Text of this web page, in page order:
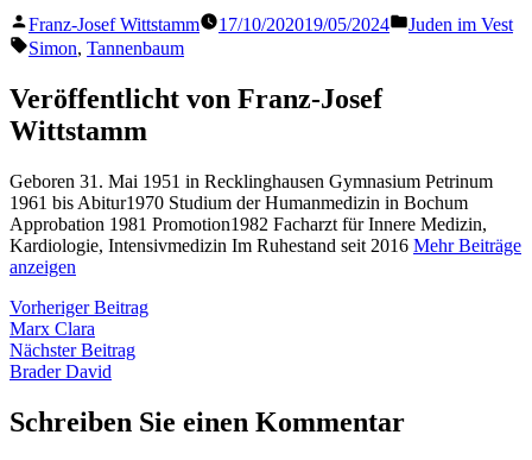
Veröffentlicht
von
Franz-Josef Wittstamm 17/10/202019/05/2024
Veröffentlicht
Juden im Vest
Schlagwörter:
Simon, Tannenbaum
Veröffentlicht von Franz-Josef
Wittstamm
Geboren 31. Mai 1951 in Recklinghausen Gymnasium Petrinum
1961 bis Abitur1970 Studium der Humanmedizin in Bochum
Approbation 1981 Promotion1982 Facharzt für Innere Medizin,
Kardiologie, Intensivmedizin Im Ruhestand seit 2016 Mehr Beiträge
anzeigen
Beitragsnavigation
Vorheriger BeitragVorheriger
Marx Clara
Nächster BeitragNächster
Brader David
Schreiben Sie einen Kommentar